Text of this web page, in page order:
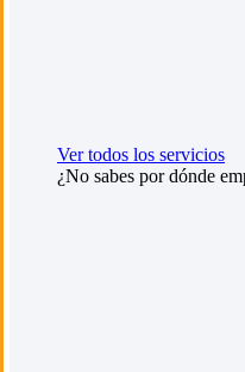
Ver todos los servicios
¿No sabes por dónde